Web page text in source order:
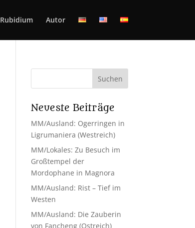
Rubidium Autor
Neueste Beiträge
MM/Ausland: Ogerringen in
Ligrumaniera (Westreich)
MM/Lokales: Zu Besuch im
Großtempel der
Mordophane in Magnora
MM/Ausland: Rist – Tief im
Westen
MM/Ausland: Die Zauberin
von Fancheng (Ostreich)